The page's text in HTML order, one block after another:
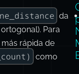
;
a probar para
da
Para
rápida de
como